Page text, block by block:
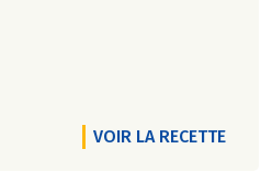
VOIR LA RECETTE